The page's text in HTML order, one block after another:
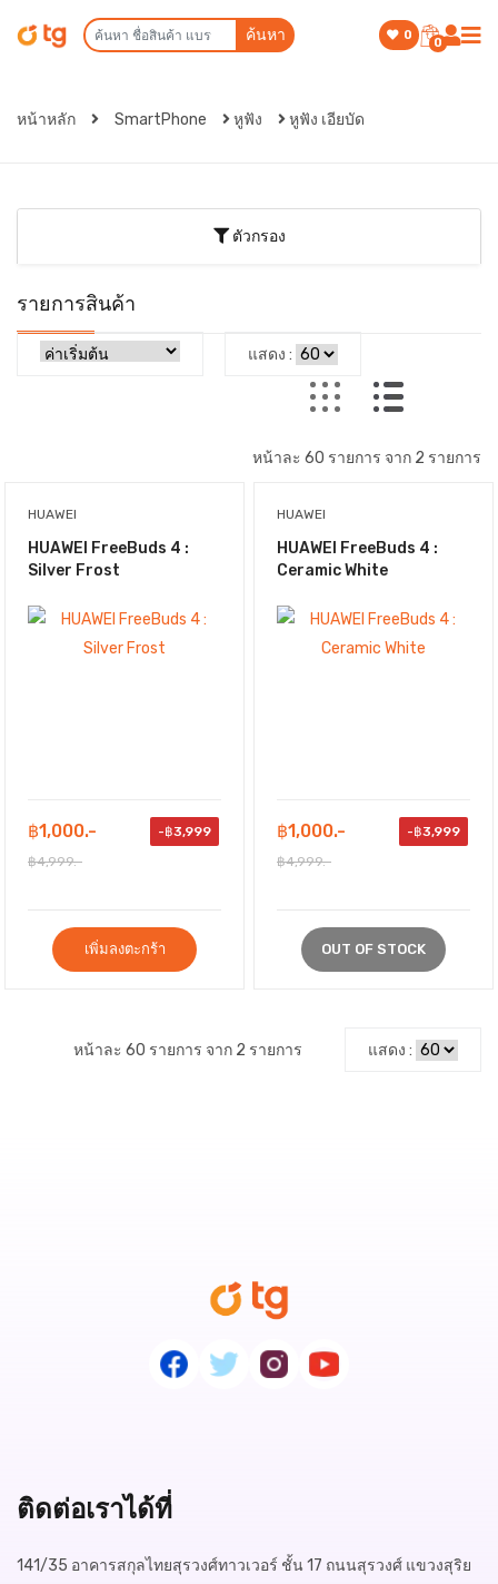
ค้นหา 0
0
หน้าหลัก SmartPhone หูฟัง หูฟัง เอียบัด
ตัวกรอง
รายการสินค้า
แสดง :
หน้าละ 60 รายการ จาก 2 รายการ
HUAWEI
HUAWEI FreeBuds 4 :
Silver Frost
฿1,000.-
฿4,999.-
-฿3,999
เพิ่มลงตะกร้า
HUAWEI
HUAWEI FreeBuds 4 :
Ceramic White
฿1,000.-
฿4,999.-
-฿3,999
OUT OF STOCK
หน้าละ 60 รายการ จาก 2 รายการ แสดง :
ติดต่อเราได้ที่
141/35 อาคารสกุลไทยสุรวงศ์ทาวเวอร์ ชั้น 17 ถนนสุรวงศ์ แขวงสุริย